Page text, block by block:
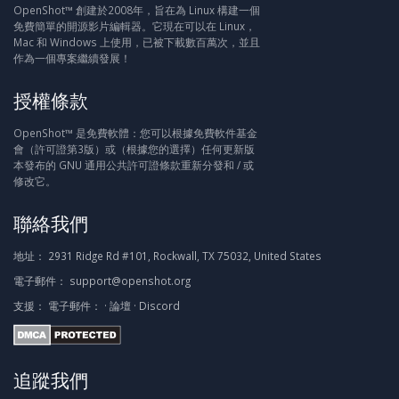
OpenShot™ 創建於2008年，旨在為 Linux 構建一個
免費簡單的開源影片編輯器。它現在可以在 Linux，
Mac 和 Windows 上使用，已被下載數百萬次，並且
作為一個專案繼續發展！
授權條款
OpenShot™ 是免費軟體：您可以根據免費軟件基金
會（許可證第3版）或（根據您的選擇）任何更新版
本發布的 GNU 通用公共許可證條款重新分發和 / 或
修改它。
聯絡我們
地址： 2931 Ridge Rd #101, Rockwall, TX 75032, United States
電子郵件： support@openshot.org
支援： 電子郵件： · 論壇 · Discord
追蹤我們